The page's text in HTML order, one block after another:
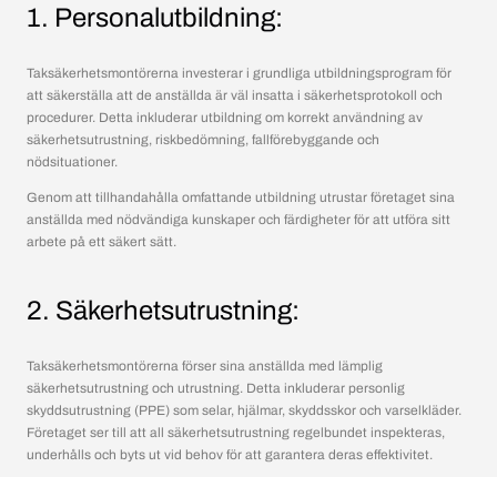
1. Personalutbildning:
Taksäkerhetsmontörerna investerar i grundliga utbildningsprogram för
att säkerställa att de anställda är väl insatta i säkerhetsprotokoll och
procedurer. Detta inkluderar utbildning om korrekt användning av
säkerhetsutrustning, riskbedömning, fallförebyggande och
nödsituationer.
Genom att tillhandahålla omfattande utbildning utrustar företaget sina
anställda med nödvändiga kunskaper och färdigheter för att utföra sitt
arbete på ett säkert sätt.
2. Säkerhetsutrustning:
Taksäkerhetsmontörerna förser sina anställda med lämplig
säkerhetsutrustning och utrustning. Detta inkluderar personlig
skyddsutrustning (PPE) som selar, hjälmar, skyddsskor och varselkläder.
Företaget ser till att all säkerhetsutrustning regelbundet inspekteras,
underhålls och byts ut vid behov för att garantera deras effektivitet.